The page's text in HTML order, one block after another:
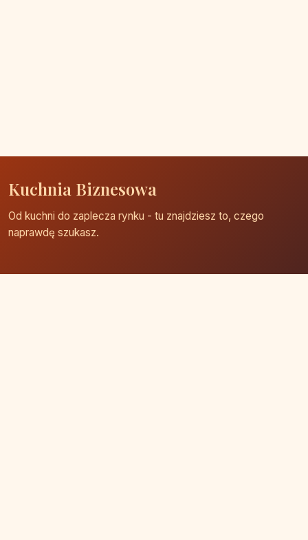
Kuchnia Biznesowa
Od kuchni do zaplecza rynku - tu znajdziesz to, czego
naprawdę szukasz.